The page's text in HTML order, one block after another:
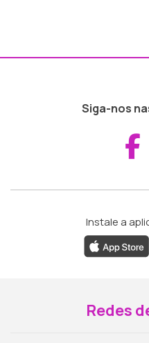
Siga-nos
Instale a
Redes